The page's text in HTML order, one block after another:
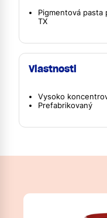
Pigmentová pasta
TX
Vlastnosti
Vysoko
Prefabrikovaný